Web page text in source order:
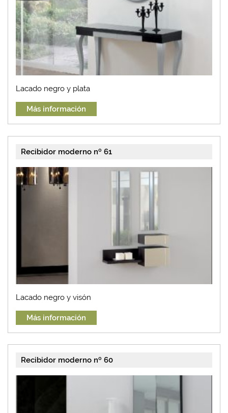
Lacado negro y plata
Más información
Recibidor moderno nº 61
Lacado negro y visón
Más información
Recibidor moderno nº 60